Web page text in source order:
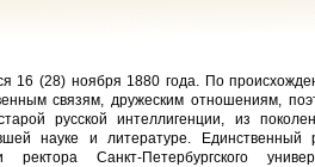
16 (28) ноября 1880 года. По
связям, дружеским отношениям,
русской интеллигенции, из
науке и литературе. Единственный
ректора Санкт-Петербургского